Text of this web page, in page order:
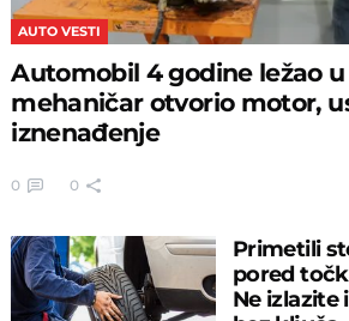
AUTO VESTI
Automobil 4 godine ležao u
mehaničar otvorio motor,
iznenađenje
0 0
Primetili
pored
Ne izlazite